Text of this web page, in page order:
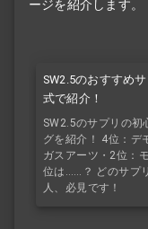
ージを紹介します。
SW2.5のおすすめ
式で紹介！
SW2.5のサプリの初
グを紹介！ 4位：デ
ガスアーツ・2位：
位は……？ どのサプ
人、必見です！